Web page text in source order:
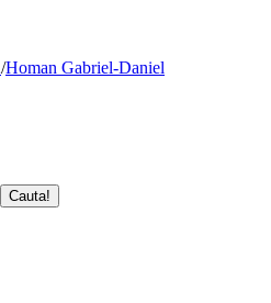
/Homan Gabriel-Daniel